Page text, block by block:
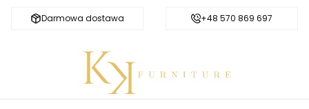
Darmowa dostawa Bezpieczne zakupy
+48 570 869 697